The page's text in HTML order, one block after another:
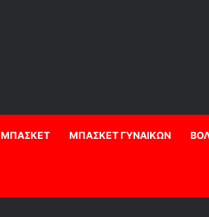
ΜΠΑΣΚΕΤ ΜΠΑΣΚΕΤ ΓΥΝΑΙΚΩΝ